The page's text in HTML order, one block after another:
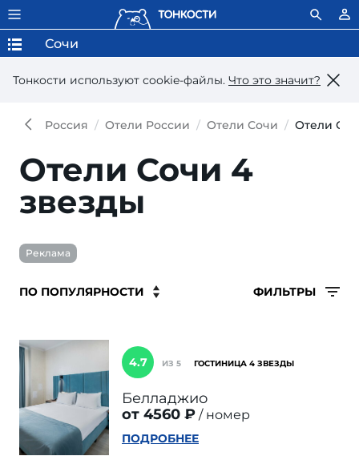
Тонкости используют сookie-файлы. Что это значит?
Сочи
Россия Отели России Отели Сочи Отели
Отели Сочи 4
звезды
Реклама
ФИЛЬТРЫ
4.7 ИЗ 5 ГОСТИНИЦА 4 ЗВЕЗДЫ
Белладжио
от 4560 ₽
номер
ПОДРОБНЕЕ